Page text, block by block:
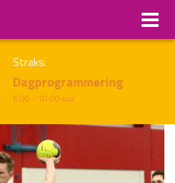
Straks:
Dagprogrammering
6.00 - 10.00 uur
1 van x Volgend uur